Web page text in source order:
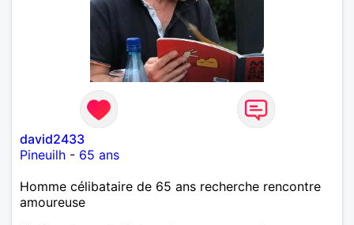
david2433
Pineuilh - 65 ans
Homme célibataire de 65 ans recherche rencontre
amoureuse